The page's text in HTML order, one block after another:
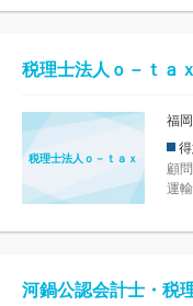
税理士法人ｏ－ｔａｘ
税理士法人ｏ－ｔａｘ
福
顧
運
河鍋公認会計士・税